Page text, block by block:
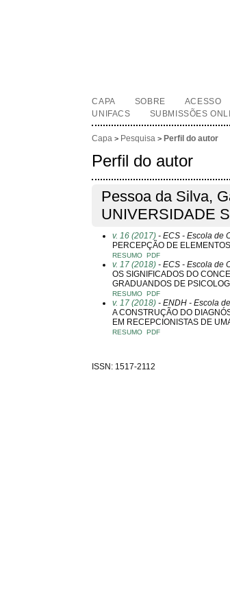
CAPA SOBRE ACESSO
UNIFACS
SUBMISSÕES
Capa > Pesquisa > Perfil do autor
Perfil do autor
Pessoa da Silva,
UNIVERSIDADE
v. 16 (2017) - ECS - Escola de
PERCEPÇÃO DE
RESUMO PDF
v. 17 (2018) - ECS - Escola de
OS SIGNIFICADOS DO
GRADUANDOS DE
RESUMO PDF
v. 17 (2018) - ENDH - Escola
A CONSTRUÇÃO DO
EM RECEPCIONISTAS DE
RESUMO PDF
ISSN: 1517-2112